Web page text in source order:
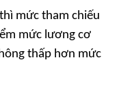
mức tham chiếu
mức lương cơ
thấp hơn mức